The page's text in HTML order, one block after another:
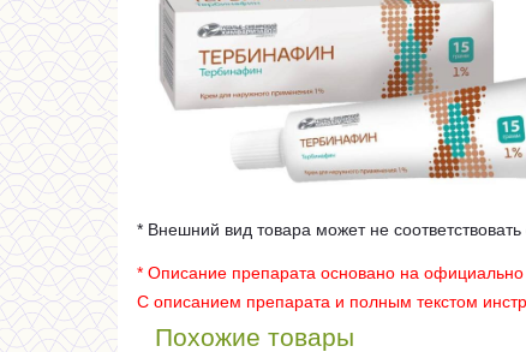
* Внешний вид товара может не
* Описание препарата основано на
С описанием препарата и полным текстом
Похожие товары